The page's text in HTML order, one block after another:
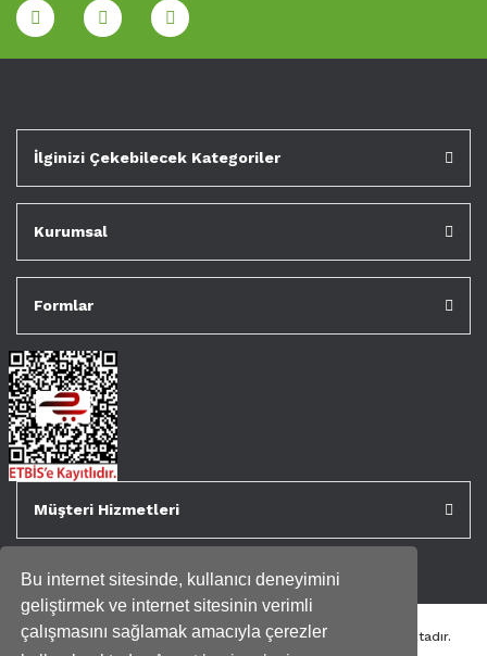
Bu internet sitesinde, kullanıcı deneyimini
geliştirmek ve internet sitesinin verimli
çalışmasını sağlamak amacıyla çerezler
İlginizi Çekebilecek Kategoriler
Kurumsal
Formlar
Müşteri Hizmetleri
Tüm kredi kartı bilgileriniz 256bit SSL Sertifikası ile korunmaktadır.